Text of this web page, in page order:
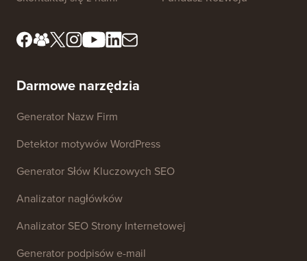
redakcyjny
dotyczące marki
Usługi
Darmowe narzędzia
Generator Nazw Firm
Detektor motywów WordPress